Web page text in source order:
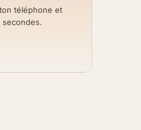
téléphone et